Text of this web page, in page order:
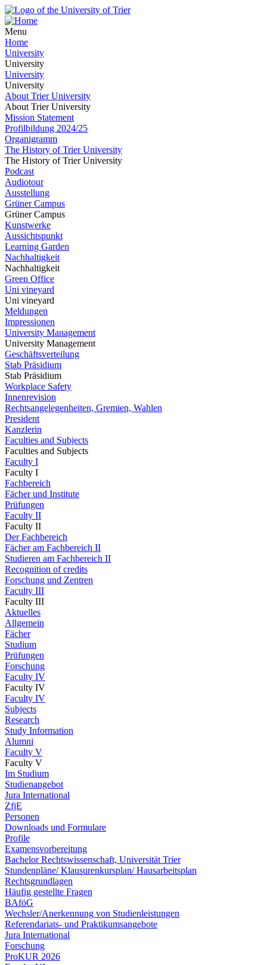
Menu
Home
University
University
University
University
About Trier University
About Trier University
Mission Statement
Profilbildung 2024/25
Organigramm
The History of Trier University
The History of Trier University
Podcast
Audiotour
Ausstellung
Grüner Campus
Grüner Campus
Kunstwerke
Aussichtspunkt
Learning Garden
Nachhaltigkeit
Nachhaltigkeit
Green Office
Uni vineyard
Uni vineyard
Meldungen
Impressionen
University Management
University Management
Geschäftsverteilung
Stab Präsidium
Stab Präsidium
Workplace Safety
Innenrevision
Rechtsangelegenheiten, Gremien, Wahlen
President
Kanzlerin
Faculties and Subjects
Faculties and Subjects
Faculty I
Faculty I
Fachbereich
Fächer und Institute
Prüfungen
Faculty II
Faculty II
Der Fachbereich
Fächer am Fachbereich II
Studieren am Fachbereich II
Recognition of credits
Forschung und Zentren
Faculty III
Faculty III
Aktuelles
Allgemein
Fächer
Studium
Prüfungen
Forschung
Faculty IV
Faculty IV
Faculty IV
Subjects
Research
Study Information
Alumni
Faculty V
Faculty V
Im Studium
Studienangebot
Jura International
ZfjE
Personen
Downloads und Formulare
Profile
Examensvorbereitung
Bachelor Rechtswissenschaft, Universität Trier
Stundenpläne/ Klausurenkursplan/ Hausarbeitsplan
Rechtsgrundlagen
Häufig gestellte Fragen
BAföG
Wechsler/Anerkennung von Studienleistungen
Referendariats- und Praktikumsangebote
Jura International
Forschung
ProKUR 2026